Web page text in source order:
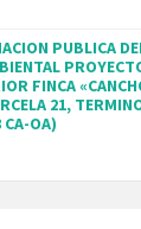
PUBLICA
FINCA
21,
OA)